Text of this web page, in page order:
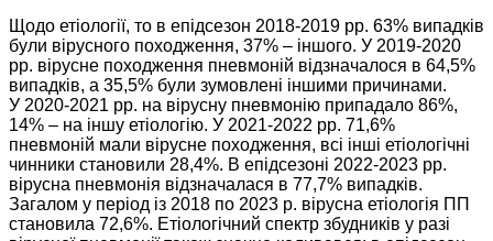
Щодо етіології, то в епідсезон 2018-2019 рр. 63% випадків
були вірусного походження, 37% – ​іншого. У 2019-2020
рр. вірусне походження пневмоній відзначалося в 64,5%
­випадків, а 35,5% були зумовлені іншими причинами.
У 2020-2021 рр. на вірусну пневмонію припадало 86%,
14% – ​на іншу етіологію. У 2021-2022 рр. 71,6%
пневмоній мали вірусне походження, всі інші етіологічні
чинники становили 28,4%. В епідсезоні 2022-2023 рр.
вірусна пневмонія відзначалася в 77,7% випадків.
Загалом у період із 2018 по 2023 р. вірусна етіологія ПП
становила 72,6%. Етіологічний спектр збудників у разі